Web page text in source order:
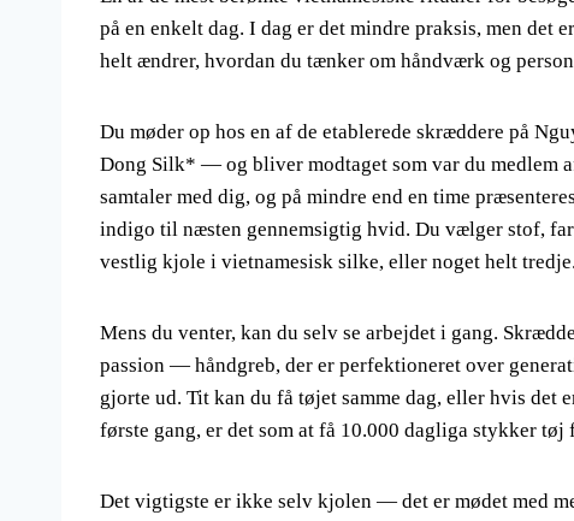
på en enkelt dag. I dag er det mindre praksis, men
helt ændrer, hvordan du tænker om håndværk og
Du møder op hos en af de etablerede skræddere på
Dong Silk* — og bliver modtaget som var du medlem
samtaler med dig, og på mindre end en time
indigo til næsten gennemsigtig hvid. Du vælger stof,
vestlig kjole i vietnamesisk silke, eller noget helt tredje.
Mens du venter, kan du selv se arbejdet i gang.
passion — håndgreb, der er perfektioneret over
gjorte ud. Tit kan du få tøjet samme dag, eller hvis det
første gang, er det som at få 10.000 dagliga stykker
Det vigtigste er ikke selv kjolen — det er mødet med